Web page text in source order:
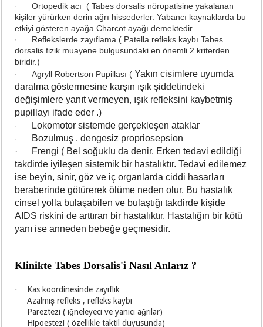
·
Ortopedik acı ( Tabes dorsalis nöropatisine yakalanan
kişiler yürürken derin ağrı hissederler. Yabancı kaynaklarda bu
etkiyi gösteren ayağa Charcot ayağı demektedir.
·
Reflekslerde zayıflama ( Patella refleks kaybı Tabes
dorsalis fizik muayene bulgusundaki en önemli 2 kriterden
biridir.)
·
Agryll Robertson Pupillası (Yakın cisimlere uyumda
daralma göstermesine karşın ışık şiddetindeki
değişimlere yanıt vermeyen, ışık refleksini kaybetmiş
pupillayı ifade eder .)
· Lokomotor sistemde gerçekleşen ataklar
·
Bozulmuş . dengesiz propriosepsion
·
Frengi ( Bel soğuklu da denir. Erken tedavi edildiği
takdirde iyileşen sistemik bir hastalıktır. Tedavi edilemez
ise beyin, sinir, göz ve iç organlarda ciddi hasarları
beraberinde götürerek ölüme neden olur. Bu hastalık
cinsel yolla bulaşabilen ve bulaştığı takdirde kişide
AIDS riskini de arttıran bir hastalıktır. Hastalığın bir kötü
yanı ise anneden bebeğe geçmesidir.
Klinikte Tabes Dorsalis'i Nasıl Anlarız ?
· Kas koordinesinde zayıflık
· Azalmış refleks , refleks kaybı
· Pareztezi ( iğneleyeci ve yanıcı ağrılar)
· Hipoestezi ( özellikle taktil duyusunda)